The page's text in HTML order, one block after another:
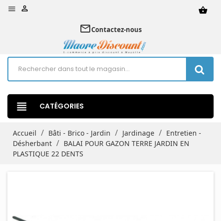
 shopping_basket

mail_outlineContactez-nous
view_headline CATÉGORIES
Accueil Bâti - Brico - Jardin Jardinage
Entretien -
Désherbant
BALAI POUR GAZON TERRE JARDIN EN
PLASTIQUE 22 DENTS